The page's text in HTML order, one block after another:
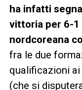
ha infatti
vittoria per 6-1
nordcoreana
fra le due
qualificazioni
(che si